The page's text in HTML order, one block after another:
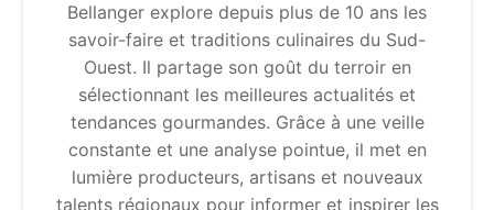
Bellanger explore depuis plus de 10 ans les
savoir-faire et traditions culinaires du Sud-
Ouest. Il partage son goût du terroir en
sélectionnant les meilleures actualités et
tendances gourmandes. Grâce à une veille
constante et une analyse pointue, il met en
lumière producteurs, artisans et nouveaux
talents régionaux pour informer et inspirer les